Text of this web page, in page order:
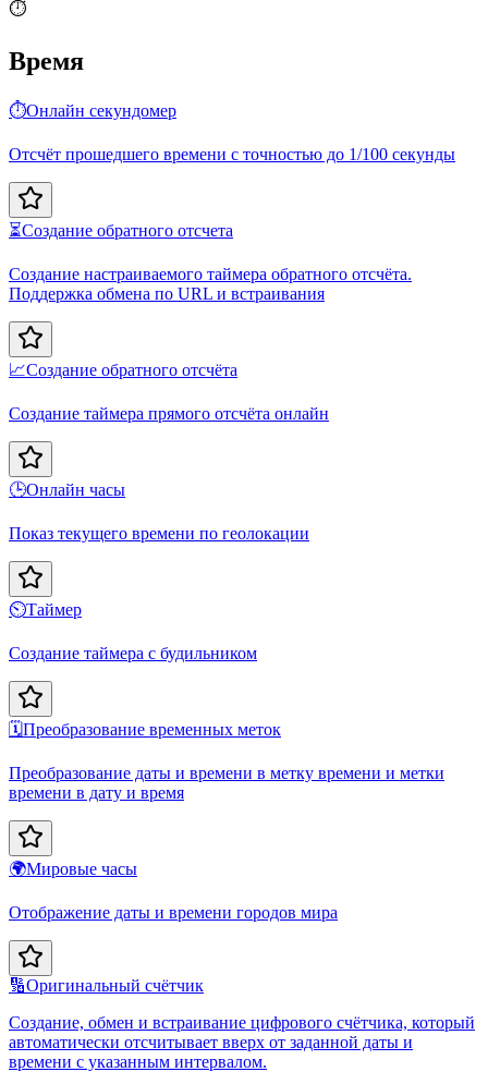
⏱️
Время
⏱️Онлайн секундомер
Отсчёт прошедшего времени с точностью до 1/100 секунды
⏳Создание обратного отсчета
Создание настраиваемого таймера обратного отсчёта.
Поддержка обмена по URL и встраивания
📈Создание обратного отсчёта
Создание таймера прямого отсчёта онлайн
🕒Онлайн часы
Показ текущего времени по геолокации
⏲️Таймер
Создание таймера с будильником
🗓️Преобразование временных меток
Преобразование даты и времени в метку времени и метки
времени в дату и время
🌍Мировые часы
Отображение даты и времени городов мира
🔢Оригинальный счётчик
Создание, обмен и встраивание цифрового счётчика, который
автоматически отсчитывает вверх от заданной даты и
времени с указанным интервалом.